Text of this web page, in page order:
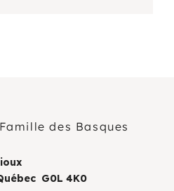
des Basques
G0L 4K0